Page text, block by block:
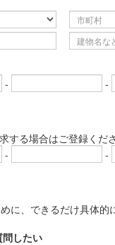
-
-
する場合はご登録くださ
-
-
に、できるだけ具体的
したい